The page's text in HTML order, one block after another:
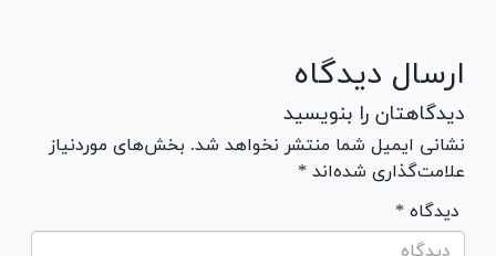
ارسال دیدگاه
دیدگاهتان را بنویسید
نشانی ایمیل شما منتشر نخواهد شد. بخش‌های موردنیاز
علامت‌گذاری شده‌اند *
* دیدگاه